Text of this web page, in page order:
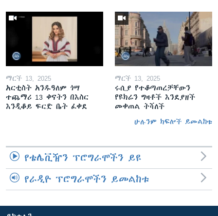
ማርች 13, 2025
አርቲስት አንዱዓለም ጎሣ
ተጨማሪ 13 ቀናትን በእስር
እንዲቆይ ፍርድ ቤት ፈቀደ
ማርች 13, 2025
ሩሲያ የተቆጣጠረቻቸውን
የዩክሬን ግዛቶች እንደያዘች
መቀጠል ትሻለች
ሁሉንም ክፍሎች ይመልከቱ
የቴሌቪዥን ፕሮግራሞችን ይዩ
የራዲዮ ፕሮግራሞችን ይመልከቱ